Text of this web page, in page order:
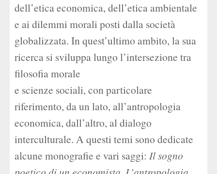
dell’etica economica, dell’etica ambientale
e ai dilemmi morali posti dalla società
globalizzata. In quest’ultimo ambito, la sua
ricerca si sviluppa lungo l’intersezione tra
filosofia morale
e scienze sociali, con particolare
riferimento, da un lato, all’antropologia
economica, dall’altro, al dialogo
interculturale. A questi temi sono dedicate
alcune monografie e vari saggi: Il sogno